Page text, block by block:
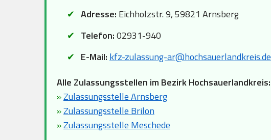
Adresse: Eichholzstr. 9, 59821 Arnsberg
Telefon:02931-940
E-Mail: kfz-zulassung-ar@hochsauerlandkreis.de
Alle Zulassungsstellen im Bezirk Hochsauerlandkreis:
»Zulassungsstelle Arnsberg
»Zulassungsstelle Brilon
»Zulassungsstelle Meschede